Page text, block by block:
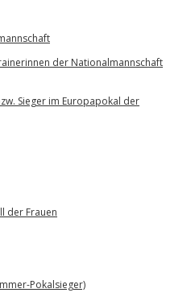
der Nationalmannschaft
Sieger im Europapokal der
der Frauen
Pokalsieger)